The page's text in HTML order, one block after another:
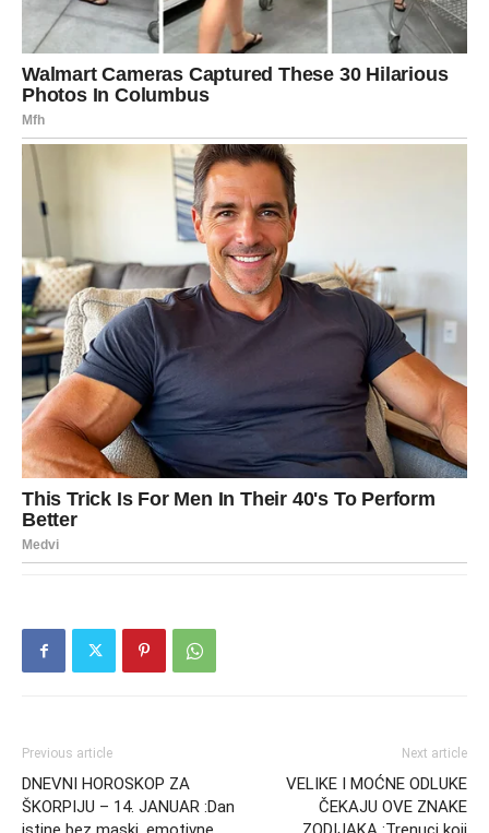
Previous article
DNEVNI HOROSKOP ZA
ŠKORPIJU – 14. JANUAR :Dan
Next article
VELIKE I MOĆNE ODLUKE
ČEKAJU OVE ZNAKE